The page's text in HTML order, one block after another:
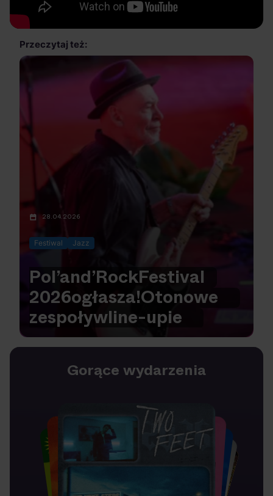
Przeczytaj też:
28.04.2026
Festiwal Jazz
Pol’and’RockFestival
2026ogłasza!Otonowe
zespoływline-upie
Gorące wydarzenia